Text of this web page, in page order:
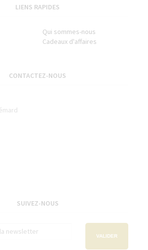
LIENS RAPIDES
Qui sommes-nous
Cadeaux d'affaires
CONTACTEZ-NOUS
SUIVEZ-NOUS
VALIDER